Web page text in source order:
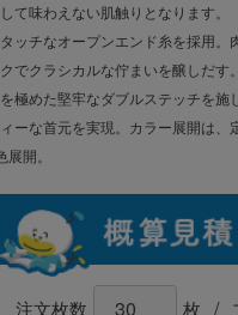
て味わえない肌触りとなります。
ッチなオープンエンド糸を採用
でクラシカルな佇まいを醸しだ
極めた堅牢なダブルステッチを
ーな首元を実現。カラー展開は
開。
注文枚数 枚 /